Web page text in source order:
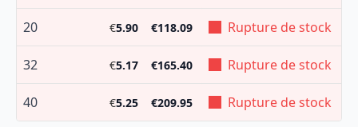
20 €5.90 €118.09 Rupture de stock
32 €5.17 €165.40 Rupture de stock
40 €5.25 €209.95 Rupture de stock